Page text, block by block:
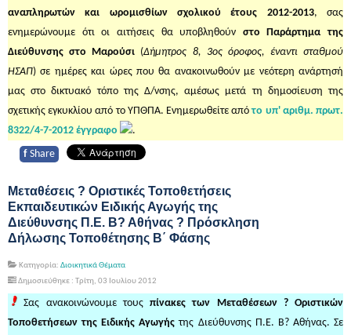
αναπληρωτών και ωρομισθίων σχολικού έτους 2012-2013, σας
ενημερώνουμε ότι οι αιτήσεις θα υποβληθούν στο Παράρτημα της
Διεύθυνσης στο Μαρούσι (Δήμητρος 8, 3ος όροφος, έναντι σταθμού
ΗΣΑΠ) σε ημέρες και ώρες που θα ανακοινωθούν με νεότερη ανάρτησή
μας στο δικτυακό τόπο της Δ/νσης, αμέσως μετά τη δημοσίευση της
σχετικής εγκυκλίου από το ΥΠΘΠΑ. Ενημερωθείτε απότο υπ' αριθμ. πρωτ.
8322/4-7-2012 έγγραφο
.
f Share
Μεταθέσεις ? Οριστικές Τοποθετήσεις
Εκπαιδευτικών Ειδικής Αγωγής της
Διεύθυνσης Π.Ε. Β? Αθήνας ? Πρόσκληση
Δήλωσης Τοποθέτησης Β΄ Φάσης
Κατηγορία: Διοικητικά Θέματα
Δημοσιεύθηκε : Τρίτη, 03 Ιουλίου 2012
Σας ανακοινώνουμε τους πίνακες των Μεταθέσεων ? Οριστικών
Τοποθετήσεων της Ειδικής Αγωγής της Διεύθυνσης Π.Ε. Β? Αθήνας. Σε